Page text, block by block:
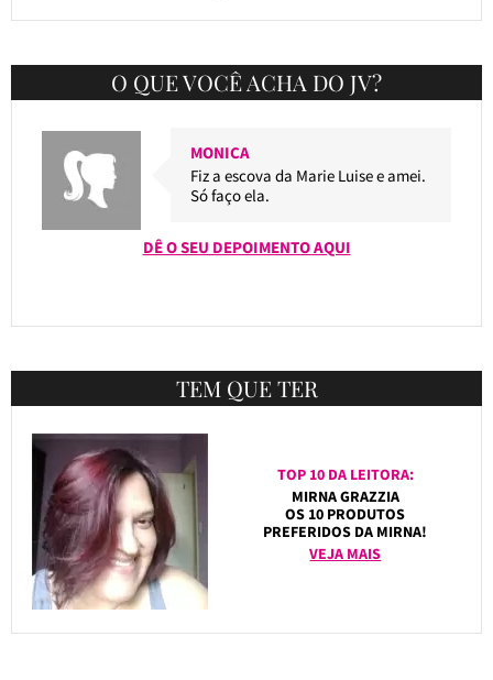
O QUE VOCÊ ACHA DO JV?
MONICA
Fiz a escova da Marie Luise e amei.
Só faço ela.
DÊ O SEU DEPOIMENTO AQUI
TEM QUE TER
TOP 10 DA LEITORA:
MIRNA GRAZZIA
OS 10 PRODUTOS
PREFERIDOS DA MIRNA!
VEJA MAIS